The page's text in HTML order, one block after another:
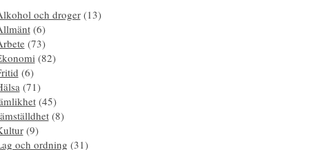
och droger(13)
(6)
(73)
(82)
(6)
(71)
(45)
(8)
(9)
och ordning (31)